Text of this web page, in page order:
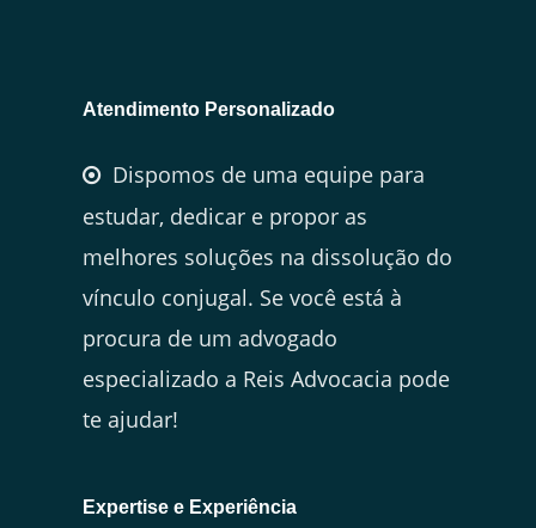
Atendimento Personalizado
Dispomos de uma equipe para
estudar, dedicar e propor as
melhores soluções na dissolução do
vínculo conjugal. Se você está à
procura de um advogado
especializado a Reis Advocacia pode
te ajudar!
Expertise e Experiência